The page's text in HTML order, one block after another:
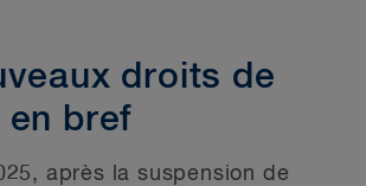
droits de
en bref
après la suspension de